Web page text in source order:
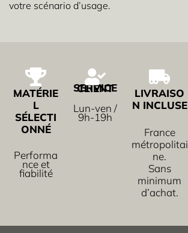
votre scénario d’usage.
MATÉRIE
L
SÉLECTI
ONNÉ
Performa
nce et
fiabilité
SERVICE CLIENT
Lun-ven /
9h-19h
LIVRAISO
N INCLUSE
France
métropolitai
ne.
Sans
minimum
d’achat.